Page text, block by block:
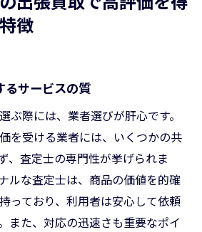
徴
るサービスの質
ぶ際には、業者選びが肝心です。
を受ける業者には、いくつかの共
、査定士の専門性が挙げられま
ルな査定士は、商品の価値を的確
っており、利用者は安心して依頼
また、対応の迅速さも重要なポイ